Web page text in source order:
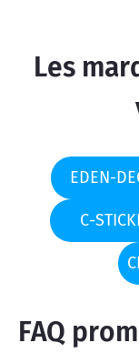
Les
EDEN-
C-
FAQ